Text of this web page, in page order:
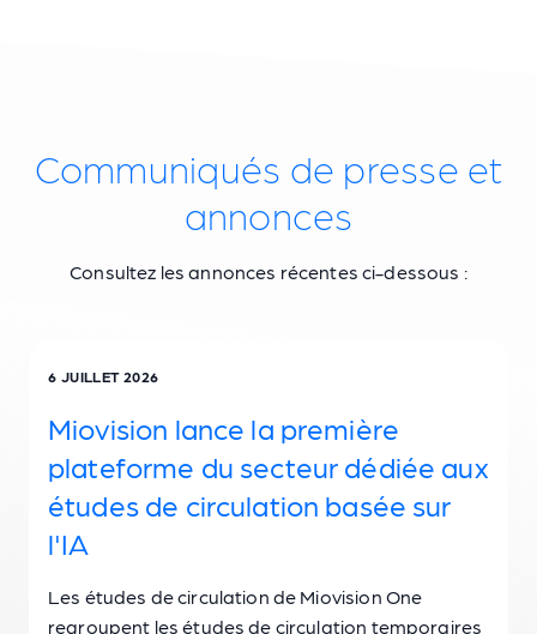
Communiqués de presse et
annonces
Consultez les annonces récentes ci-dessous :
6 JUILLET 2026
Miovision lance la première
plateforme du secteur dédiée aux
études de circulation basée sur
l'IA
Les études de circulation de Miovision One
regroupent les études de circulation temporaires